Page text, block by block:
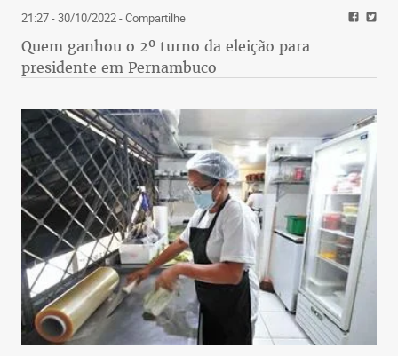
21:27 - 30/10/2022- Compartilhe
Quem ganhou o 2º turno da eleição para
presidente em Pernambuco